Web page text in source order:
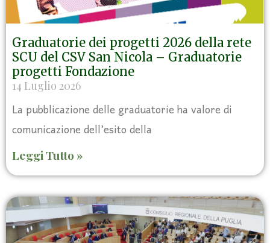
Graduatorie dei progetti 2026 della rete
SCU del CSV San Nicola – Graduatorie
progetti Fondazione
14 Luglio 2026
La pubblicazione delle graduatorie ha valore di
comunicazione dell’esito della
Leggi Tutto »